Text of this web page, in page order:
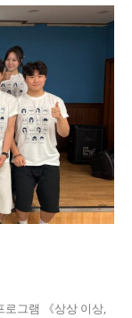
가
가
로그램 《상상 이상,